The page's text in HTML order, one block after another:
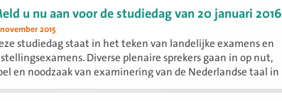
u nu aan voor de studiedag van 20 januari 2016
november 2015
studiedag staat in het teken van landelijke examens en
Diverse plenaire sprekers gaan in op nut,
en noodzaak van examinering van de Nederlandse taal in
mbo, de wet- en regelgeving en externe validering.